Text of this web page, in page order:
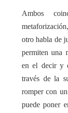
Ambos
otro habla de
permiten una
en el decir y
través de la
romper con
puede poner